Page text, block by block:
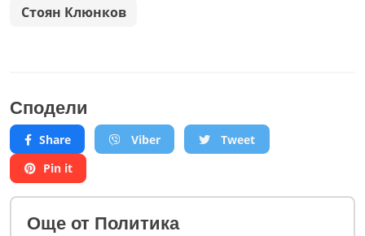
Стоян Клюнков
Сподели
Share Viber
Tweet
Pin it
Oще от Политика